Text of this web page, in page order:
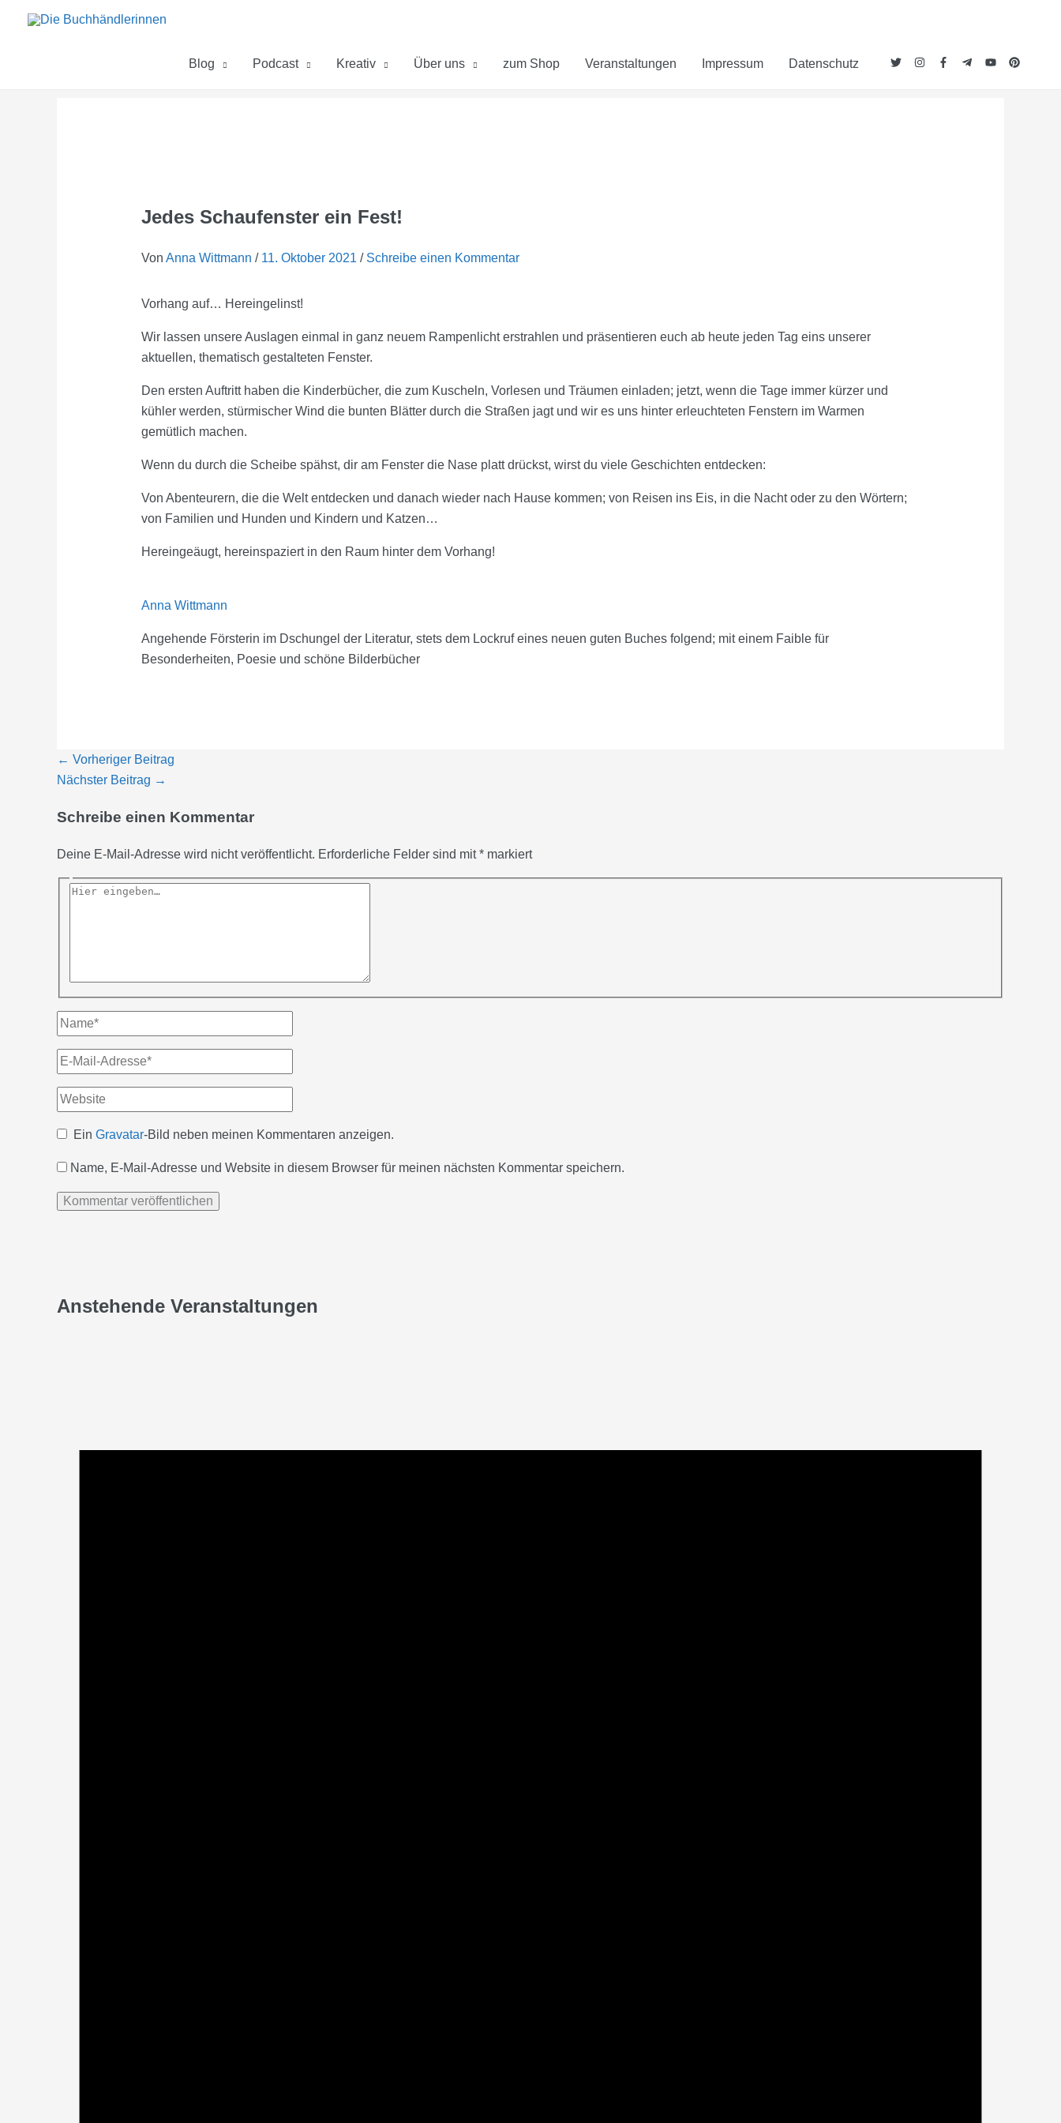
Inhalt
Blog
Podcast Kreativ Über uns zum Shop Veranstaltungen Impressum Datenschutz
Jedes Schaufenster ein Fest!
Von Anna Wittmann / 11. Oktober 2021 / Schreibe einen Kommentar
Vorhang auf… Hereingelinst!
Wir lassen unsere Auslagen einmal in ganz neuem Rampenlicht erstrahlen und präsentieren euch ab heute jeden Tag eins unserer
aktuellen, thematisch gestalteten Fenster.
Den ersten Auftritt haben die Kinderbücher, die zum Kuscheln, Vorlesen und Träumen einladen; jetzt, wenn die Tage immer kürzer und
kühler werden, stürmischer Wind die bunten Blätter durch die Straßen jagt und wir es uns hinter erleuchteten Fenstern im Warmen
gemütlich machen.
Wenn du durch die Scheibe spähst, dir am Fenster die Nase platt drückst, wirst du viele Geschichten entdecken:
Von Abenteurern, die die Welt entdecken und danach wieder nach Hause kommen; von Reisen ins Eis, in die Nacht oder zu den Wörtern;
von Familien und Hunden und Kindern und Katzen…
Hereingeäugt, hereinspaziert in den Raum hinter dem Vorhang!
Anna Wittmann
Angehende Försterin im Dschungel der Literatur, stets dem Lockruf eines neuen guten Buches folgend; mit einem Faible für
Besonderheiten, Poesie und schöne Bilderbücher
← Vorheriger Beitrag
Nächster Beitrag →
Schreibe einen Kommentar
Deine E-Mail-Adresse wird nicht veröffentlicht. Erforderliche Felder sind mit* markiert
Hier
Name*
E-
Adresse*
Website
EinGravatar-Bild neben meinen Kommentaren anzeigen.
Name, E-Mail-Adresse und Website in diesem Browser für meinen nächsten Kommentar speichern.
Anstehende Veranstaltungen